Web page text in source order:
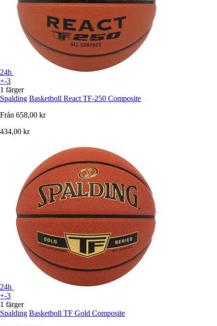
24h
+-3
1 färger
Spalding Basketboll React TF-250 Composite
Från 658,00 kr
434,00 kr
24h
+-3
1 färger
Spalding Basketboll TF Gold Composite